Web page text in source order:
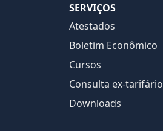
SERVIÇOS
Atestados
Boletim Econômico
Cursos
Consulta ex-tarifário
Downloads